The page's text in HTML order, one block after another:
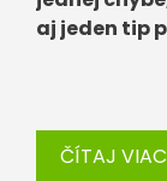
aj jeden tip
ČÍTAJ VIAC